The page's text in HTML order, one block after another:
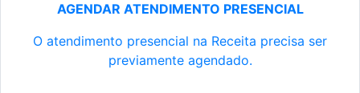
AGENDAR ATENDIMENTO PRESENCIAL
O atendimento presencial na Receita precisa ser
previamente agendado.